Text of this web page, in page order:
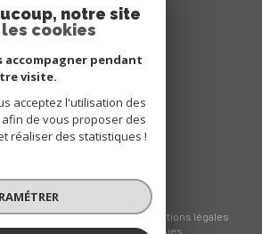
ADHÉRONS
| Tous droits réservés
Nos partenaires
Mentions légales
Politique RGPD Cookies
notre site
cookies
accompagner pendant
visite.
acceptez l'utilisation des
de vous proposer des
réaliser des statistiques !